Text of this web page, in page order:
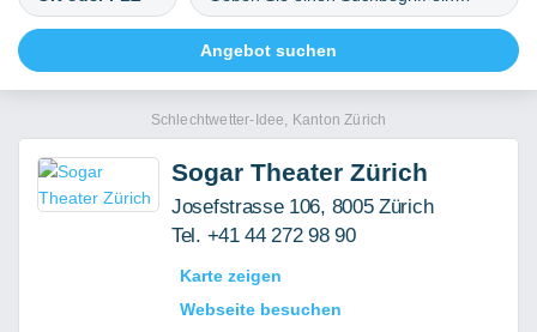
Schlechtwetter-Idee, Kanton Zürich
Sogar Theater Zürich
Josefstrasse 106, 8005 Zürich
Tel. +41 44 272 98 90
Karte zeigen
Webseite besuchen